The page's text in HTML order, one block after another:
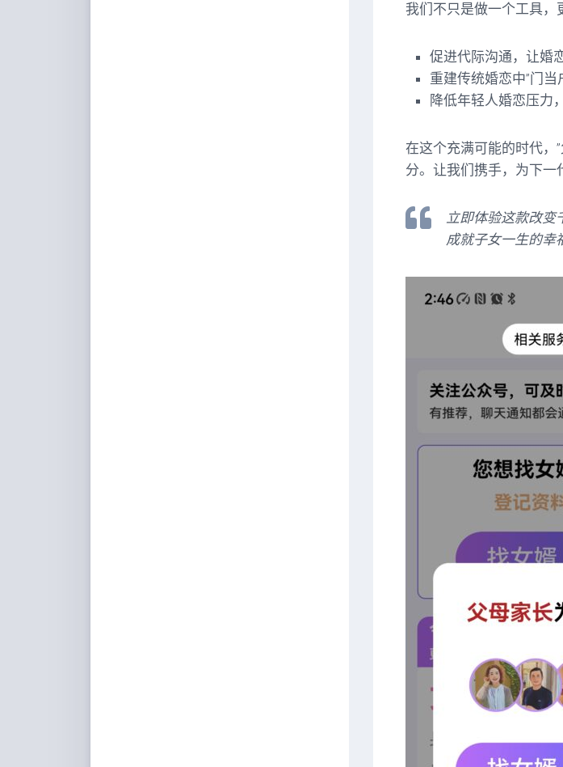
我们不只是做一个工具，
促进代际沟通，让婚
重建传统婚恋中”门当
降低年轻人婚恋压力
在这个充满可能的时代，
分。让我们携手，为下一
立即体验这款改变
成就子女一生的幸